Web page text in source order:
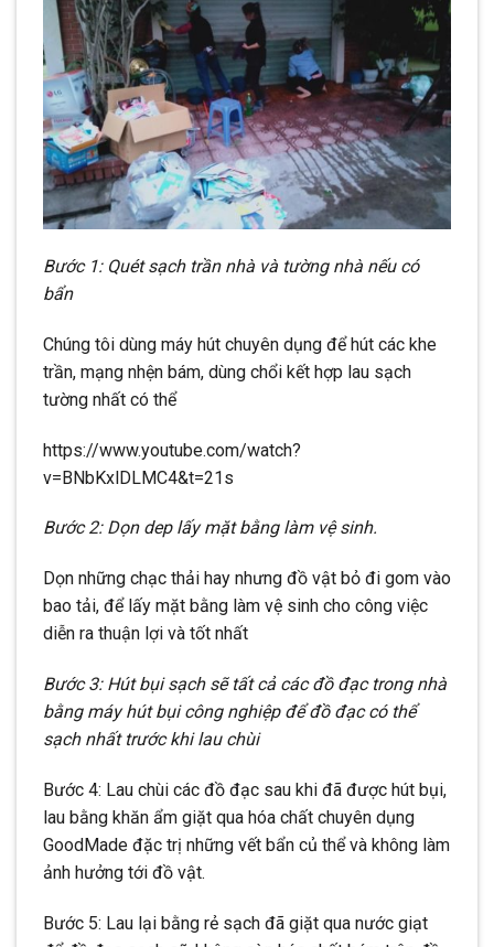
Bước 1: Quét sạch trần nhà và tường nhà nếu có
bẩn
Chúng tôi dùng máy hút chuyên dụng để hút các khe
trần, mạng nhện bám, dùng chổi kết hợp lau sạch
tường nhất có thể
https://www.youtube.com/watch?
v=BNbKxlDLMC4&t=21s
Bước 2: Dọn dep lấy mặt bằng làm vệ sinh.
Dọn những chạc thải hay nhưng đồ vật bỏ đi gom vào
bao tải, để lấy mặt bằng làm vệ sinh cho công việc
diễn ra thuận lợi và tốt nhất
Bước 3: Hút bụi sạch sẽ tất cả các đồ đạc trong nhà
bằng máy hút bụi công nghiệp để đồ đạc có thể
sạch nhất trước khi lau chùi
Bước 4: Lau chùi các đồ đạc sau khi đã được hút bụi,
lau bằng khăn ẩm giặt qua hóa chất chuyên dụng
GoodMade đặc trị những vết bẩn củ thể và không làm
ảnh hưởng tới đồ vật.
Bước 5: Lau lại bằng rẻ sạch đã giặt qua nước giạt